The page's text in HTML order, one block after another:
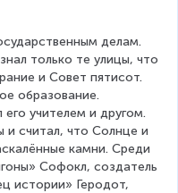
делам.
только те улицы, что
и Совет пятисот.
образование.
учителем и другом.
и считал, что Солнце и
камни. Среди
Софокл, создатель
истории» Геродот,